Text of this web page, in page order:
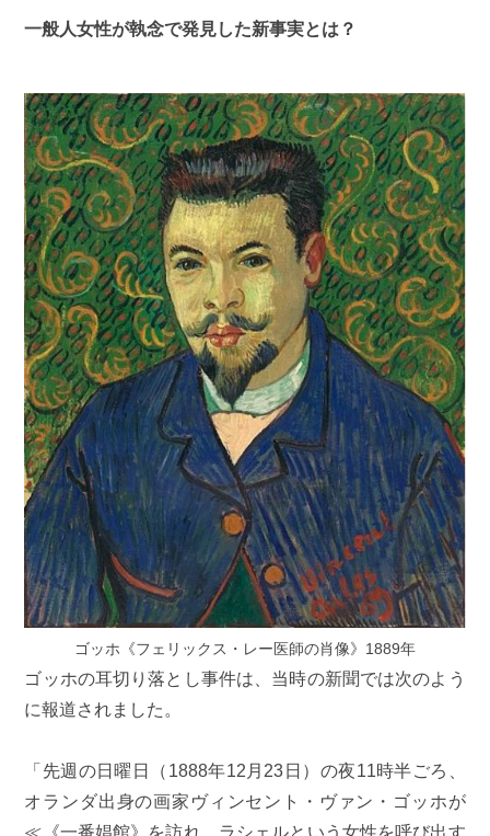
一般人女性が執念で発見した新事実とは？
ゴッホ《フェリックス・レー医師の肖像》1889年
ゴッホの耳切り落とし事件は、当時の新聞では次のよう
に報道されました。
「先週の日曜日（1888年12月23日）の夜11時半ごろ、
オランダ出身の画家ヴィンセント・ヴァン・ゴッホが
≪《一番娼館》を訪れ、ラシェルという女性を呼び出す